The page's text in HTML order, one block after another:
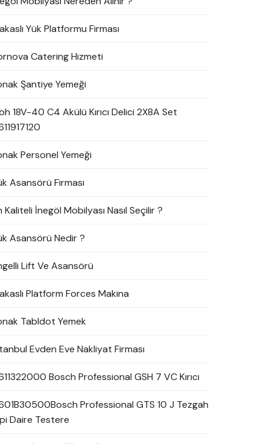
Yük Platformu Firması
Catering Hizmeti
Şantiye Yemeği
18V-40 C4 Akülü Kırıcı Delici 2X8A Set
Personel Yemeği
Asansörü Firması
Kaliteli İnegöl Mobilyası Nasıl Seçilir ?
Asansörü Nedir ?
Lift Ve Asansörü
Platform Forces Makina
Tabldot Yemek
Evden Eve Nakliyat Firması
Bosch Professional GSH 7 VC Kırıcı
Professional GTS 10 J Tezgah
Daire Testere